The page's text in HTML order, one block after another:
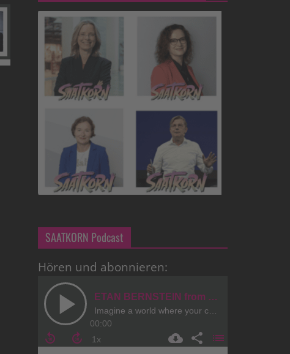
SAATKORN Podcast
Hören und abonnieren: